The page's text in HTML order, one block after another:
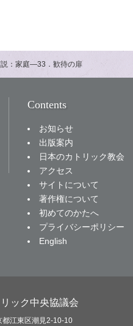
：家庭—33．歓待の扉
Contents
お知らせ
出版案内
日本のカトリック教会
アクセス
サイトについて
著作権について
初めてのかたへ
プライバシーポリシー
English
ック中央協議会
江東区潮見2-10-10